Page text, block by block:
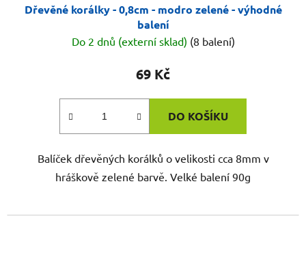
Dřevěné korálky - 0,8cm - modro zelené - výhodné
balení
Do 2 dnů (externí sklad) (8 balení)
69 Kč
DO KOŠÍKU
Balíček dřevěných korálků o velikosti cca 8mm v
hráškově zelené barvě. Velké balení 90g